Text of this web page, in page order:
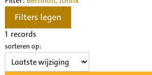
Filters legen
1 records
sorteren op: